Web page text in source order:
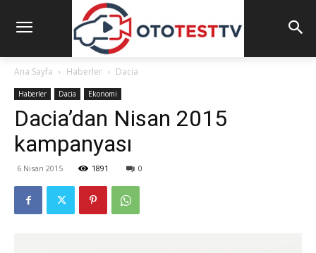
Ana Sayfa Haberler Dacia
Haberler Dacia Ekonomi
Dacia’dan Nisan 2015
kampanyası
6 Nisan 2015 1891 0